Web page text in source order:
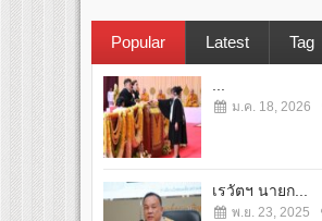
Popular Latest Tag
ม.ค. 18, 2026
เรวัตฯ นายก...
พ.ย. 23, 2025